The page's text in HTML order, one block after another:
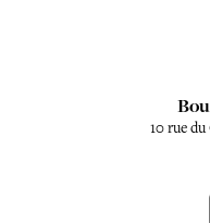
10 rue du